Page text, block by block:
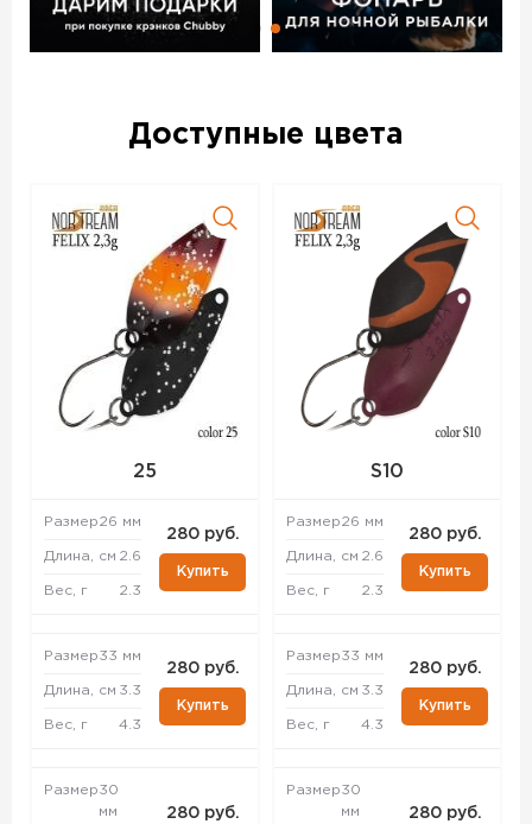
Доступные цвета
25
Размер26 мм
Длина, см 2.6
Вес, г 2.3
280 руб.
Купить
Размер33 мм
Длина, см 3.3
Вес, г 4.3
280 руб.
Купить
Размер30
мм
280 руб.
S10
Размер26 мм
Длина, см 2.6
Вес, г 2.3
280 руб.
Купить
Размер33 мм
Длина, см 3.3
Вес, г 4.3
280 руб.
Купить
Размер30
мм
280 руб.